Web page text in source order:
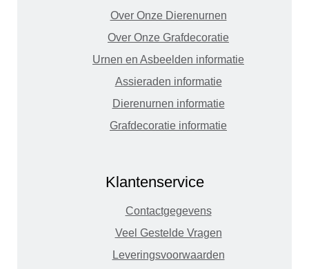
Over Onze Dierenurnen
Over Onze Grafdecoratie
Urnen en Asbeelden informatie
Assieraden informatie
Dierenurnen informatie
Grafdecoratie informatie
Klantenservice
Contactgegevens
Veel Gestelde Vragen
Leveringsvoorwaarden